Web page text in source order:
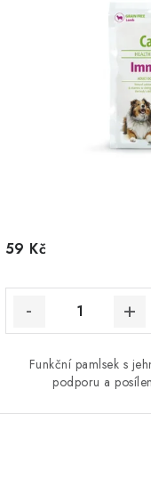
59 Kč
Funkční pamlsek s
podporu a